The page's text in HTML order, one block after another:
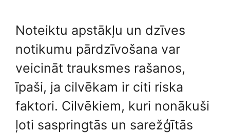
Noteiktu apstākļu un dzīves
notikumu pārdzīvošana var
veicināt trauksmes rašanos,
īpaši, ja cilvēkam ir citi riska
faktori. Cilvēkiem, kuri nonākuši
ļoti saspringtās un sarežģītās